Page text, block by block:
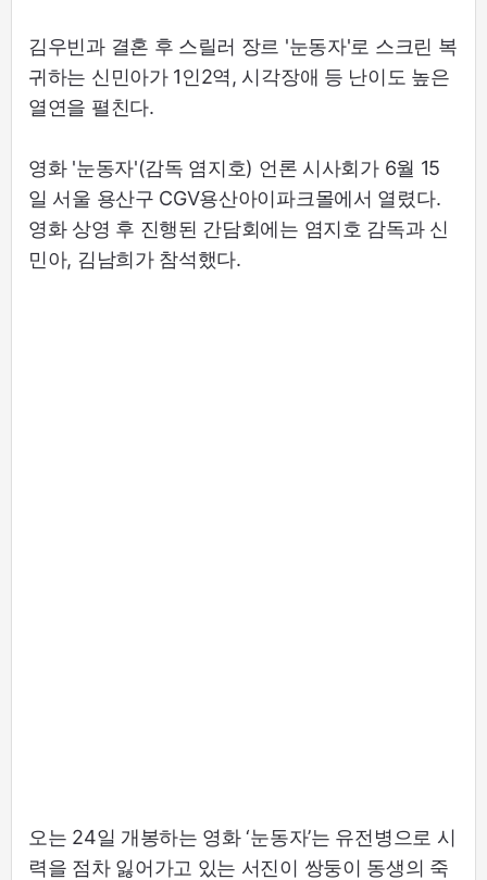
김우빈과 결혼 후 스릴러 장르 '눈동자'로 스크린 복
귀하는 신민아가 1인2역, 시각장애 등 난이도 높은
열연을 펼친다.
영화 '눈동자'(감독 염지호) 언론 시사회가 6월 15
일 서울 용산구 CGV용산아이파크몰에서 열렸다.
영화 상영 후 진행된 간담회에는 염지호 감독과 신
민아, 김남희가 참석했다.
오는 24일 개봉하는 영화 ‘눈동자’는 유전병으로 시
력을 점차 잃어가고 있는 서진이 쌍둥이 동생의 죽